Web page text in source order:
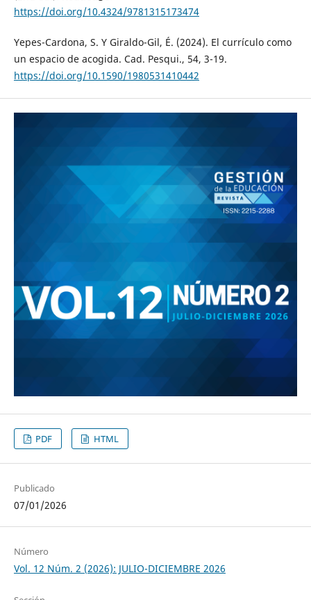
https://doi.org/10.4324/9781315173474
Yepes-Cardona, S. Y Giraldo-Gil, É. (2024). El currículo como
un espacio de acogida. Cad. Pesqui., 54, 3-19.
https://doi.org/10.1590/1980531410442
PDF HTML
Publicado
07/01/2026
Número
Vol. 12 Núm. 2 (2026): JULIO-DICIEMBRE 2026